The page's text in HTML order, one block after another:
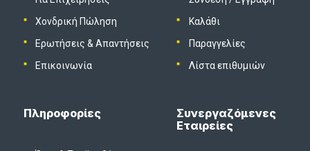
Χονδρική Πώληση
Ερωτήσεις & Απαντήσεις
Επικοινωνία
Καλάθι
Παραγγελίες
Λίστα επιθυμιών
Πληροφορίες
Συνεργαζόμενες
Εταιρείες